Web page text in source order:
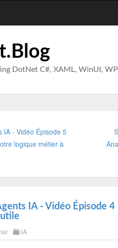
DotNet C#, XAML, WinUI,
- Vidéo Épisode 5
logique métier à
IA - Vidéo Épisode
IA